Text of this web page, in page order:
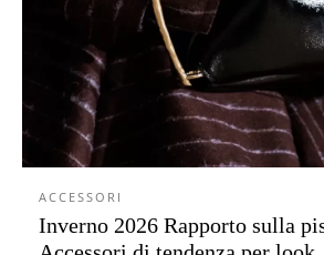
ACCESSORI
Inverno 2026 Rapporto sulla